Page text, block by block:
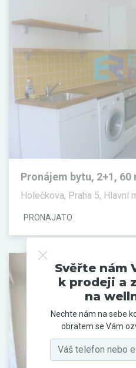
Pronájem bytu, 2+1, 60
Holečkova, Praha 5, Hlavní
PRONAJATO
Svěřte nám
k prodeji a
na
Nechte nám na sebe
obratem se Vám